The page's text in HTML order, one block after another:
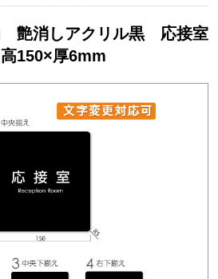
艶消しアクリル黒 応接室
150×厚6mm